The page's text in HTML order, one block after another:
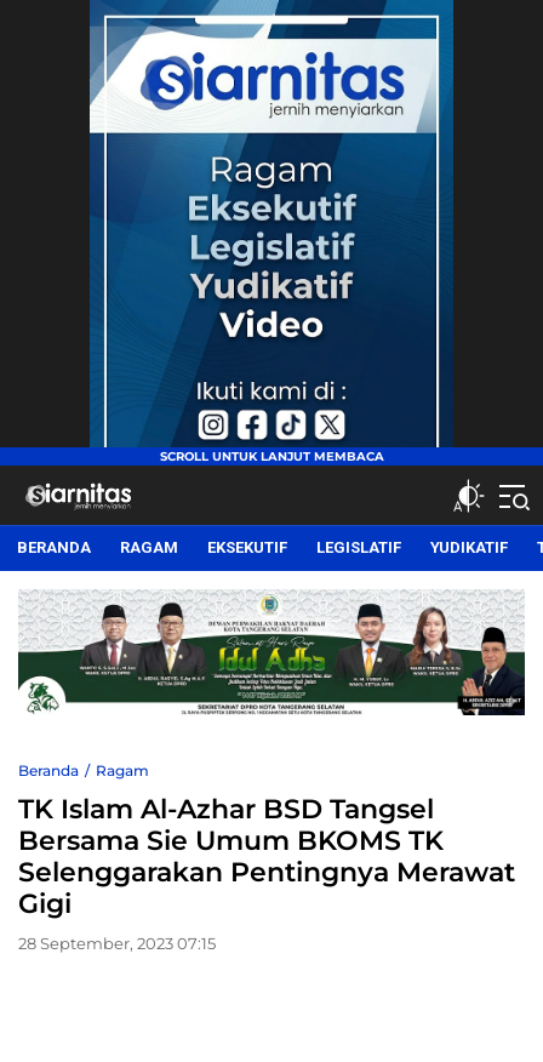
siarnitas
Jernih Menyiarkan
BERANDA RAGAM EKSEKUTIF LEGISLATIF YUDIKATIF
Beranda Ragam
TK Islam Al-Azhar BSD Tangsel
Bersama Sie Umum BKOMS TK
Selenggarakan Pentingnya Merawat
Gigi
28 September, 2023 07:15